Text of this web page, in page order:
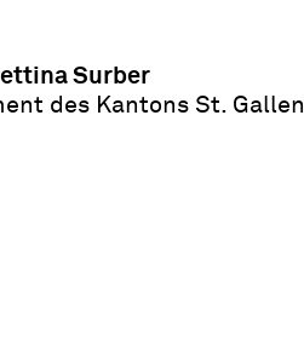
Surber
des Kantons St. Gallen